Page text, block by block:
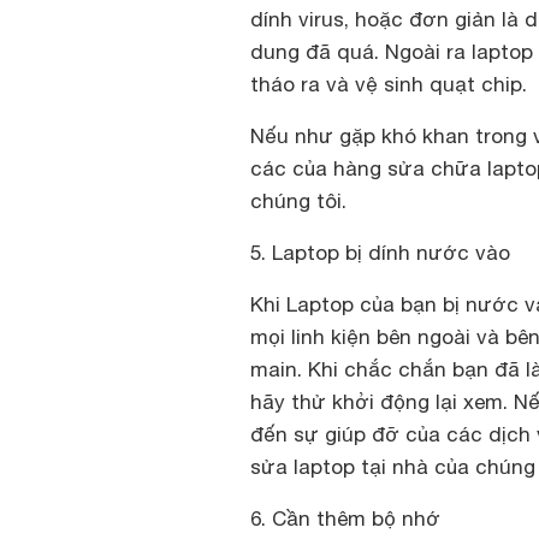
dính virus, hoặc đơn giản là
dung đã quá. Ngoài ra
tháo ra và vệ sinh quạt chip.
Nếu như gặp khó khan
các của hàng sửa chữa
chúng tôi.
5. Laptop bị dính nước vào
Khi Laptop của bạn bị nước
mọi linh kiện bên ngoài và
main. Khi chắc chắn bạn đã
hãy thử khởi động lại xem.
đến sự giúp đỡ của các dịch
sửa laptop tại nhà của
6. Cần thêm bộ nhớ